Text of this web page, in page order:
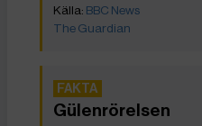
BBC News
The Guardian
Gülenrörelsen